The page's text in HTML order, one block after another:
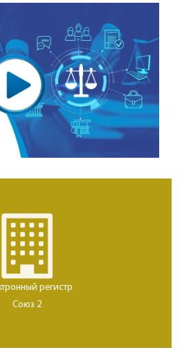
регистр
Союз 2